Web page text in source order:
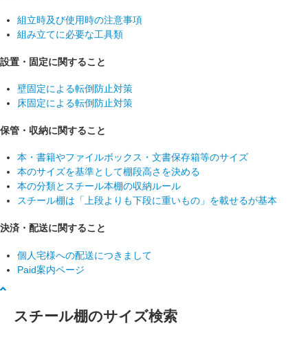
組立時及び使用時の注意事項
組み立てに必要な工具類
設置・固定に関すること
壁固定による転倒防止対策
床固定による転倒防止対策
保管・収納に関すること
本・書籍やファイルボックス・文書保存箱等のサイズ
本のサイズを基準として棚段高さを決める
本の分類とスチール本棚の収納ルール
スチール棚は「上段よりも下段に重いもの」を載せるが基本
決済・配送に関すること
個人宅様への配送につきまして
Paid案内ページ
スチール棚のサイズ検索